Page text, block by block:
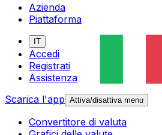
Azienda
Piattaforma
IT
Accedi
Registrati
Assistenza
Scarica l'app Attiva/disattiva menu
Convertitore di valuta